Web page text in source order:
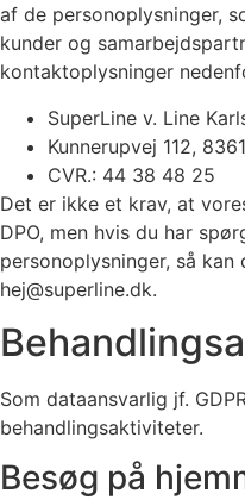
af de personoplysninger,
kunder og
kontaktoplysninger
SuperLine v. Line
Kunnerupvej 112,
CVR.: 44 38 48 25
Det er ikke et krav, at
DPO, men hvis du har
personoplysninger, så
hej@superline.dk.
Som dataansvarlig jf.
behandlingsaktiviteter.
Besøg på